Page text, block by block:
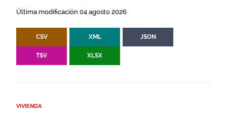
Última modificación 04 agosto 2026
CSV XML JSON
TSV XLSX
VIVIENDA